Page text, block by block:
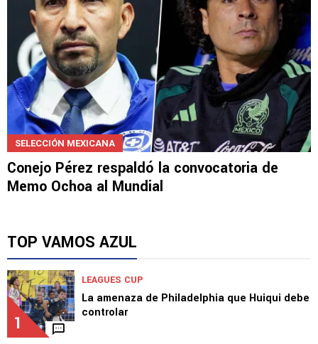
SELECCIÓN MEXICANA
Conejo Pérez respaldó la convocatoria de
Memo Ochoa al Mundial
TOP VAMOS AZUL
1
LEAGUES CUP
La amenaza de Philadelphia que Huiqui debe
controlar